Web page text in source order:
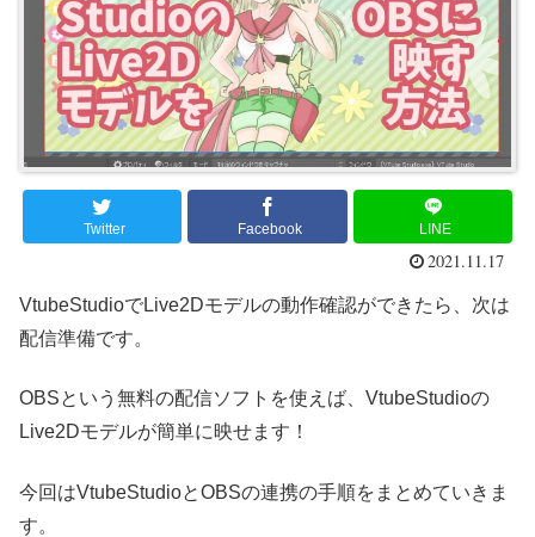
Twitter Facebook LINE
2021.11.17
VtubeStudioでLive2Dモデルの動作確認ができたら、次は
配信準備です。
OBSという無料の配信ソフトを使えば、VtubeStudioの
Live2Dモデルが簡単に映せます！
今回はVtubeStudioとOBSの連携の手順をまとめていきま
す。